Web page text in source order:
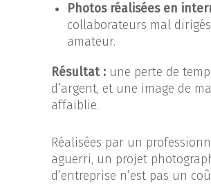
Photos réalisées en
collaborateurs mal
amateur.
Résultat : une perte de
d’argent, et une image de
affaiblie.
Réalisées par un
aguerri, un projet
d’entreprise n’est pas un